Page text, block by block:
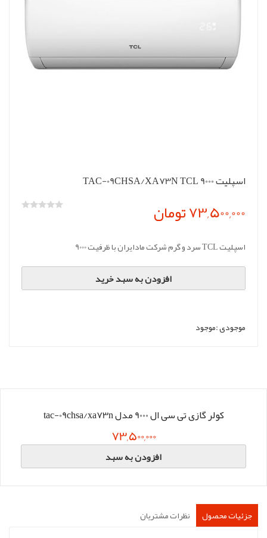
اسپلیت 9000 TAC-09CHSA/XA73N TCL
73,500,000 تومان
اسپلیت TCL سرد و گرم شرکت مادایران با ظرفیت 9000
افزودن به سبد خرید
موجودی :موجود
کولر گازی تی سی ال 9000 مدل tac-09chsa/xa73n
73,500,000
افزودن به سبد
جزئیات محصول نظرات مشتریان